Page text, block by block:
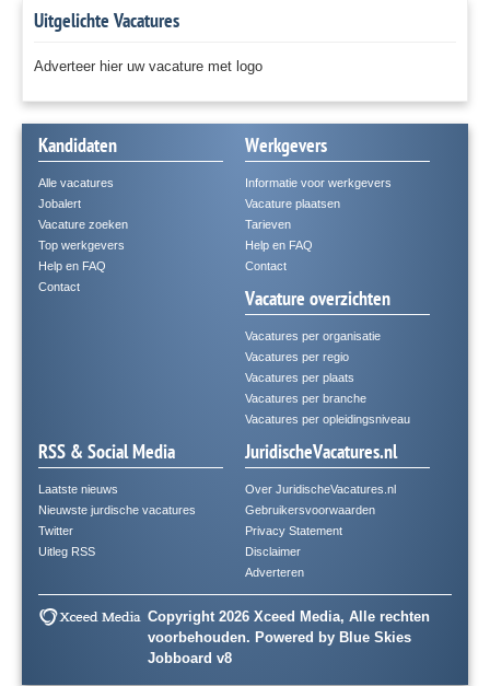
Uitgelichte Vacatures
Adverteer hier uw vacature met logo
Kandidaten
Alle vacatures
Jobalert
Vacature zoeken
Top werkgevers
Help en FAQ
Contact
Werkgevers
Informatie voor werkgevers
Vacature plaatsen
Tarieven
Help en FAQ
Contact
Vacature overzichten
Vacatures per organisatie
Vacatures per regio
Vacatures per plaats
Vacatures per branche
Vacatures per opleidingsniveau
RSS & Social Media
Laatste nieuws
Nieuwste jurdische vacatures
Twitter
Uitleg RSS
JuridischeVacatures.nl
Over JuridischeVacatures.nl
Gebruikersvoorwaarden
Privacy Statement
Disclaimer
Adverteren
Copyright 2026 Xceed Media, Alle rechten
voorbehouden. Powered by Blue Skies
Jobboard v8